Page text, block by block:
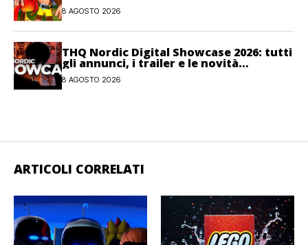
8 AGOSTO 2026
THQ Nordic Digital Showcase 2026: tutti
gli annunci, i trailer e le novità
dell’evento
8 AGOSTO 2026
ARTICOLI CORRELATI